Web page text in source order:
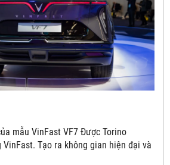
mẫu VinFast VF7 Được Torino
VinFast. Tạo ra không gian hiện đại và